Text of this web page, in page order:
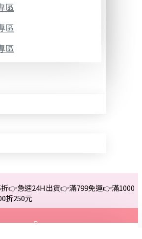
區
區
區
👉急速24H出貨👉滿799免運👉滿1000
折250元